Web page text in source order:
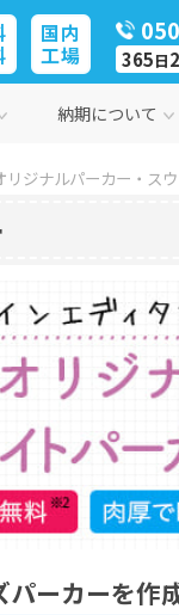
365日
国内
工場
納期について
リジナルパーカー・ス
ーカーを作